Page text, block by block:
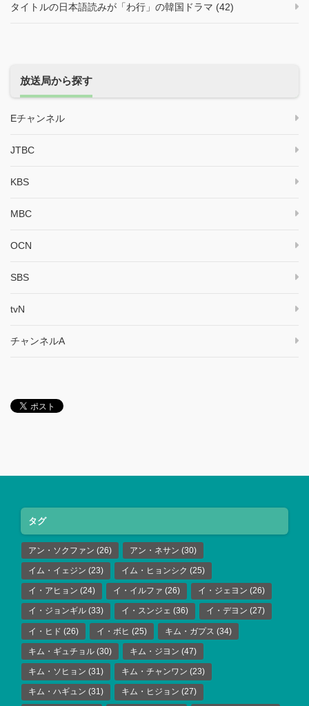
タイトルの日本語読みが「わ行」の韓国ドラマ (42)
放送局から探す
Eチャンネル
JTBC
KBS
MBC
OCN
SBS
tvN
チャンネルA
タグ
アン・ソクファン (26) アン・ネサン (30)
イム・イェジン (23) イム・ヒョンシク (25)
イ・アヒョン (24) イ・イルファ (26) イ・ジェヨン (26)
イ・ジョンギル (33) イ・スンジェ (36) イ・デヨン (27)
イ・ヒド (26) イ・ボヒ (25) キム・ガプス (34)
キム・ギュチョル (30) キム・ジヨン (47)
キム・ソヒョン (31) キム・チャンワン (23)
キム・ハギュン (31) キム・ヒジョン (27)